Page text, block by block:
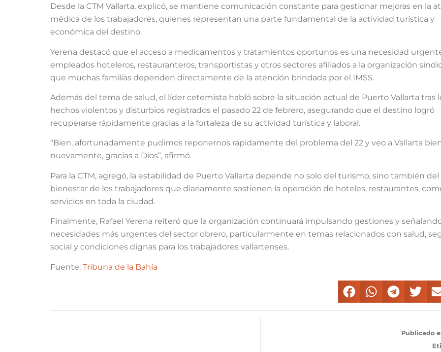
Desde la CTM Vallarta, explicó, se mantiene comunicación constante para gestionar mejoras en la
médica de los trabajadores, quienes representan una parte fundamental de la actividad turística y
económica del destino.
Yerena destacó que el acceso a medicamentos y tratamientos oportunos es una necesidad
empleados hoteleros, restauranteros, transportistas y otros sectores afiliados a la organización
que muchas familias dependen directamente de la atención brindada por el IMSS.
Además del tema de salud, el líder cetemista habló sobre la situación actual de Puerto Vallarta tras
hechos violentos y disturbios registrados el pasado 22 de febrero, asegurando que el destino logró
recuperarse rápidamente gracias a la fortaleza de su actividad turística y laboral.
“Bien, afortunadamente pudimos reponernos rápidamente del problema del 22 y veo a Vallarta
nuevamente, gracias a Dios”, afirmó.
Para la CTM, agregó, la estabilidad de Puerto Vallarta depende no solo del turismo, sino también del
bienestar de los trabajadores que diariamente sostienen la operación de hoteles, restaurantes,
servicios en toda la ciudad.
Finalmente, Rafael Yerena reiteró que la organización continuará impulsando gestiones y
necesidades más urgentes del sector obrero, particularmente en temas relacionados con salud,
social y condiciones dignas para los trabajadores vallartenses.
Fuente: Tribuna de la Bahía
Publicado